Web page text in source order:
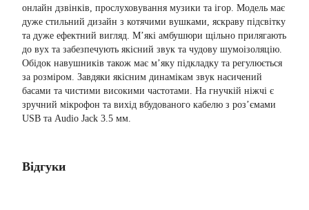
онлайн дзвінків, прослуховування музики та ігор. Модель має
дуже стильний дизайн з котячими вушками, яскраву підсвітку
та дуже ефектний вигляд. М’які амбушюри щільно прилягають
до вух та забезпечують якісний звук та чудову шумоізоляцію.
Обідок навушників також має м’яку підкладку та регулюється
за розміром. Завдяки якісним динамікам звук насичений
басами та чистими високими частотами. На гнучкій ніжчі є
зручний мікрофон та вихід вбудованого кабелю з роз’ємами
USB та Audio Jack 3.5 мм.
Відгуки